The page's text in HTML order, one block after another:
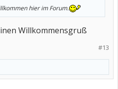
hier im Forum.
Willkommensgruß
#13